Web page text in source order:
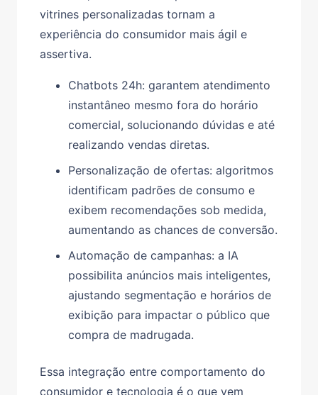
vitrines personalizadas tornam a
experiência do consumidor mais ágil e
assertiva.
Chatbots 24h: garantem atendimento
instantâneo mesmo fora do horário
comercial, solucionando dúvidas e até
realizando vendas diretas.
Personalização de ofertas: algoritmos
identificam padrões de consumo e
exibem recomendações sob medida,
aumentando as chances de conversão.
Automação de campanhas: a IA
possibilita anúncios mais inteligentes,
ajustando segmentação e horários de
exibição para impactar o público que
compra de madrugada.
Essa integração entre comportamento do
consumidor e tecnologia é o que vem